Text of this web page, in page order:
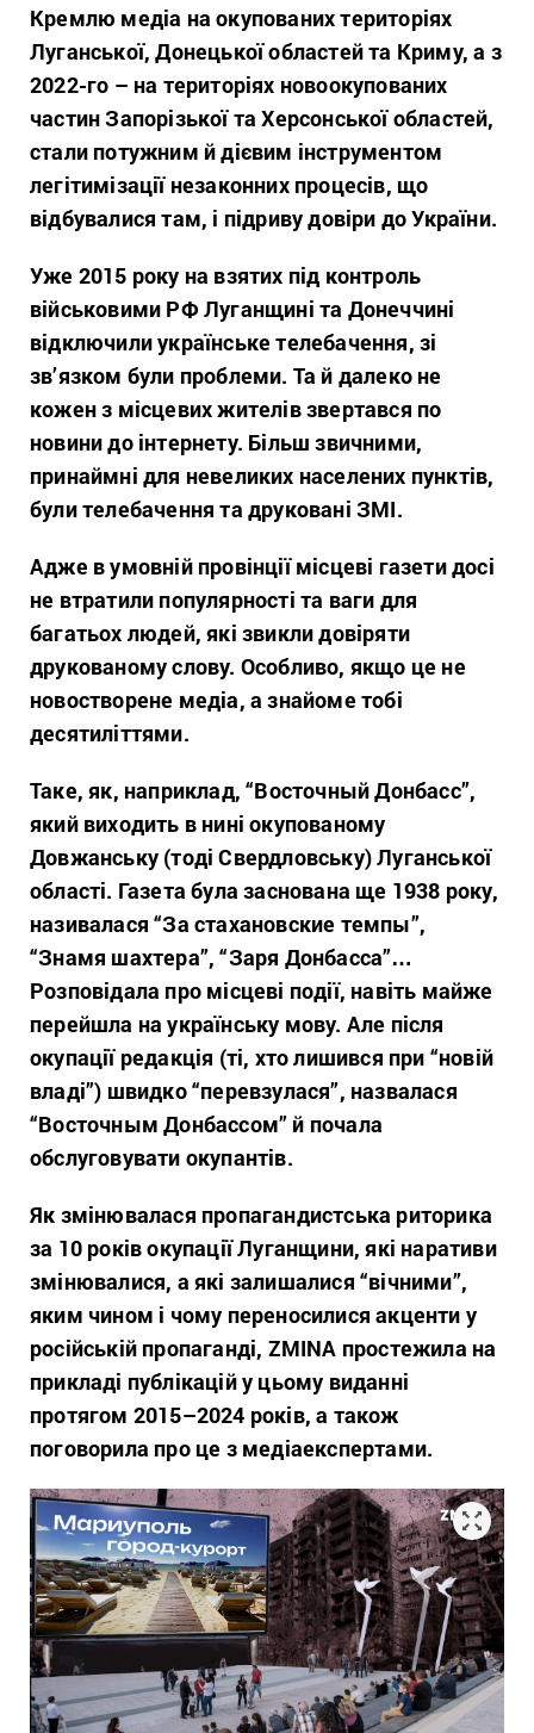
Кремлю медіа на окупованих територіях
Луганської, Донецької областей та Криму, а з
2022-го – на територіях новоокупованих
частин Запорізької та Херсонської областей,
стали потужним й дієвим інструментом
легітимізації незаконних процесів, що
відбувалися там, і підриву довіри до України.
Уже 2015 року на взятих під контроль
військовими РФ Луганщині та Донеччині
відключили українське телебачення, зі
зв’язком були проблеми. Та й далеко не
кожен з місцевих жителів звертався по
новини до інтернету. Більш звичними,
принаймні для невеликих населених пунктів,
були телебачення та друковані ЗМІ.
Адже в умовній провінції місцеві газети досі
не втратили популярності та ваги для
багатьох людей, які звикли довіряти
друкованому слову. Особливо, якщо це не
новостворене медіа, а знайоме тобі
десятиліттями.
Таке, як, наприклад, “Восточный Донбасс”,
який виходить в нині окупованому
Довжанську (тоді Свердловську) Луганської
області. Газета була заснована ще 1938 року,
називалася “За стахановские темпы”,
“Знамя шахтера”, “Заря Донбасса”…
Розповідала про місцеві події, навіть майже
перейшла на українську мову. Але після
окупації редакція (ті, хто лишився при “новій
владі”) швидко “перевзулася”, назвалася
“Восточным Донбассом” й почала
обслуговувати окупантів.
Як змінювалася пропагандистська риторика
за 10 років окупації Луганщини, які наративи
змінювалися, а які залишалися “вічними”,
яким чином і чому переносилися акценти у
російській пропаганді, ZMINA простежила на
прикладі публікацій у цьому виданні
протягом 2015–2024 років, а також
поговорила про це з медіаекспертами.